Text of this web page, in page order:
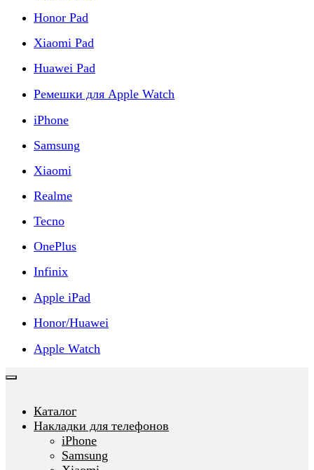
Honor Pad
Xiaomi Pad
Huawei Pad
Ремешки для Apple Watch
iPhone
Samsung
Xiaomi
Realme
Tecno
OnePlus
Infinix
Apple iPad
Honor/Huawei
Apple Watch
Каталог
Накладки для телефонов
iPhone
Samsung